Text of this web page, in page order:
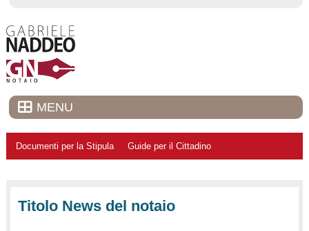
MENU
Documenti per la Stipula Guide per il Cittadino
Titolo News del notaio